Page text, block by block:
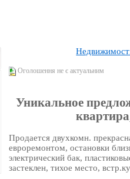
Оголошення не є актуальним
Уникальное
Продается двухкомн.
евроремонтом, остановки
электрический бак,
застеклен, тихое место,